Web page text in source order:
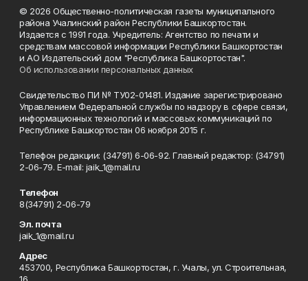
© 2026 Общественно-политическая газеты муниципального
района Учалинский район Республики Башкортостан.
Издается с 1991 года. Учредитель: Агентство по печати и
средствам массовой информации Республики Башкортостан
и АО Издательский дом "Республика Башкортостан".
Об использовании персональных данных
Свидетельство ПИ № ТУ02-01481. Издание зарегистрировано
Управлением Федеральной службы по надзору в сфере связи,
информационных технологий и массовых коммуникаций по
Республике Башкортостан 06 ноября 2015 г.
Телефон редакции: (34791) 6-06-92. Главный редактор: (34791)
2-06-79. Е-mаil: jaik_1@mail.ru
Телефон
8(34791) 2-06-79
Эл. почта
jaik_1@mail.ru
Адрес
453700, Республика Башкортостан, г. Учалы, ул. Строительная,